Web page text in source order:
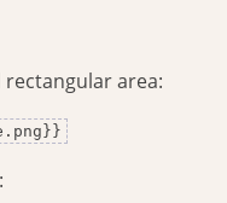
rectangular area: